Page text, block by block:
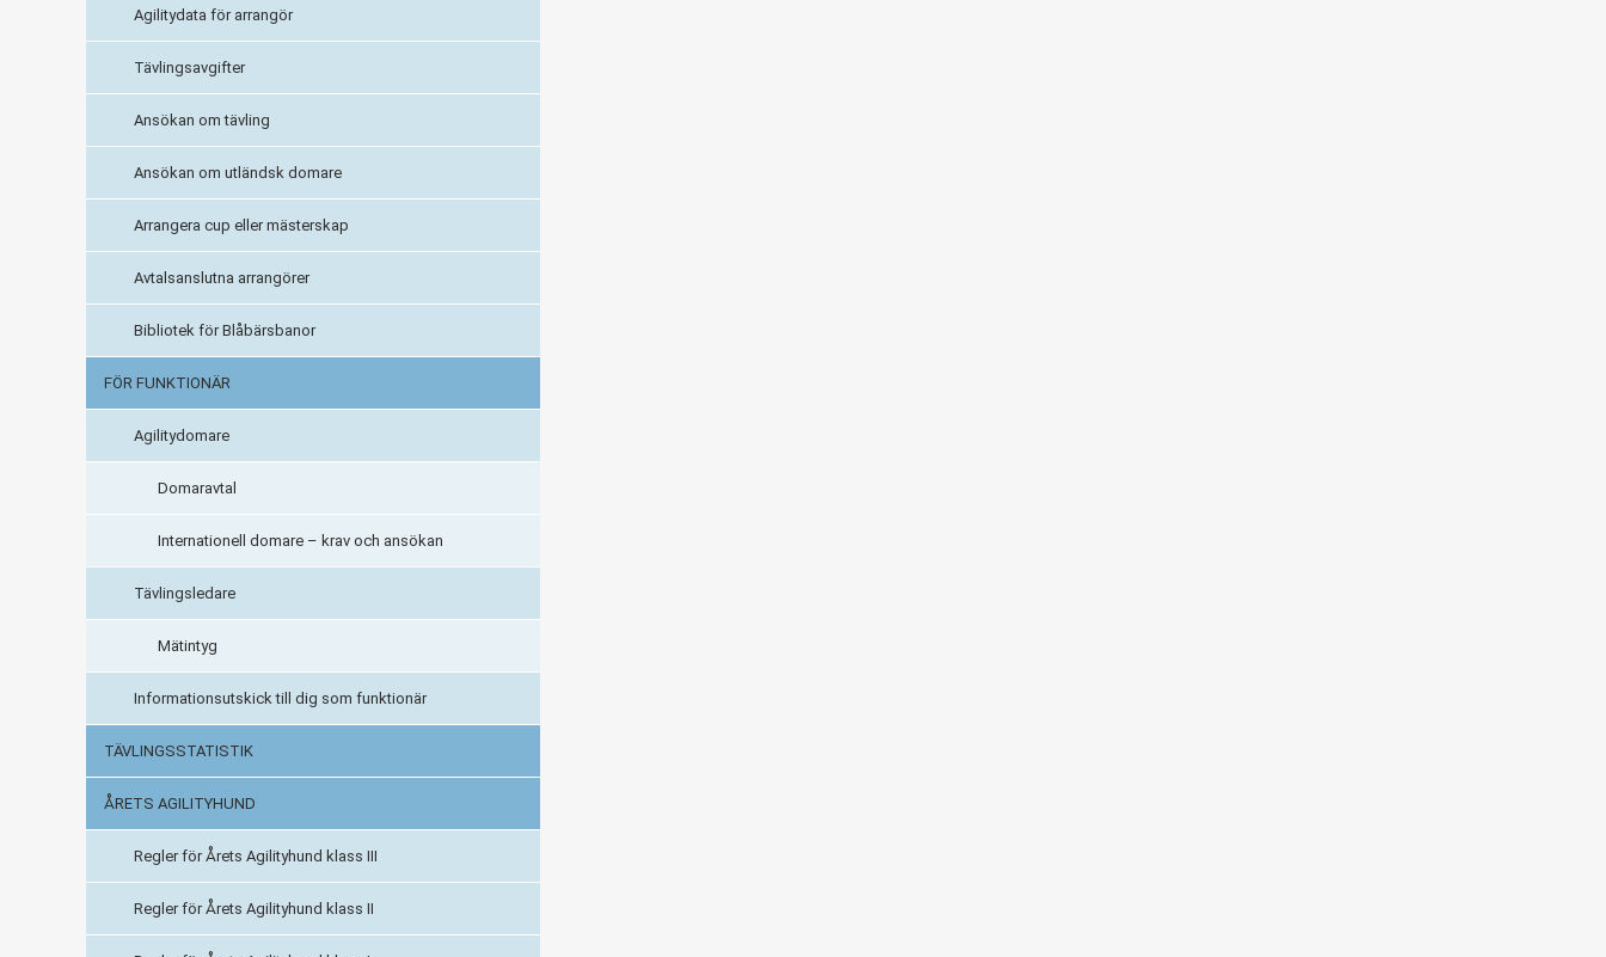
Agilitydata för arrangör
Tävlingsavgifter
Ansökan om tävling
Ansökan om utländsk domare
Arrangera cup eller mästerskap
Avtalsanslutna arrangörer
Bibliotek för Blåbärsbanor
FÖR FUNKTIONÄR
Agilitydomare
Domaravtal
Internationell domare – krav och ansökan
Tävlingsledare
Mätintyg
Informationsutskick till dig som funktionär
TÄVLINGSSTATISTIK
ÅRETS AGILITYHUND
Regler för Årets Agilityhund klass III
Regler för Årets Agilityhund klass II